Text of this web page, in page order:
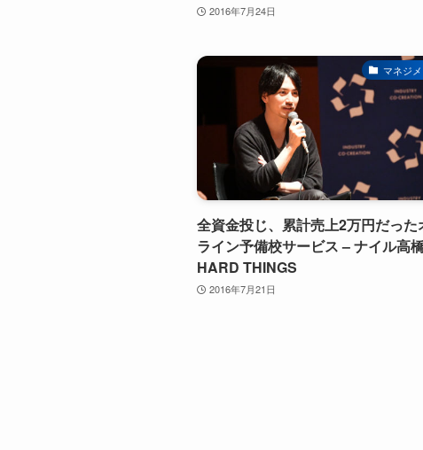
2016年7月24日
マネジ
全資金投じ、累計売上2万円だった
ライン予備校サービス – ナイル高
HARD THINGS
2016年7月21日